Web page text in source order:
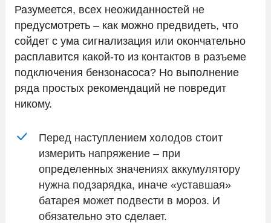
Разумеется, всех неожиданностей не
предусмотреть – как можно предвидеть, что
сойдет с ума сигнализация или окончательно
расплавится какой-то из контактов в разъеме
подключения бензонасоса? Но выполнение
ряда простых рекомендаций не повредит
никому.
Перед наступлением холодов стоит
измерить напряжение – при
определенных значениях аккумулятору
нужна подзарядка, иначе «уставшая»
батарея может подвести в мороз. И
обязательно это сделает.